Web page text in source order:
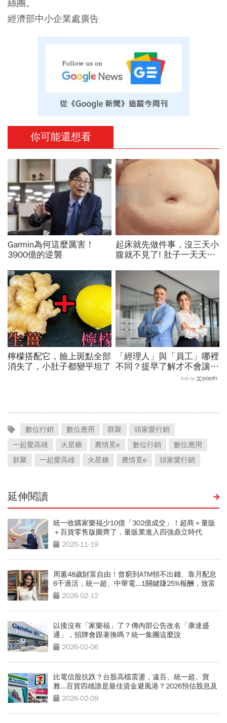
絲團。
經濟部中小企業處廣告
你可能還想看
Garmin為何這麼厲害！
3900億的逆襲
起床就先做件事，沒三天小
腹就不見了! 肚子一天天變
PR
檸檬搭配它，臉上斑點全部
消失了，小肚子都變平坦了
PR
「經理人」與「員工」哪裡
不同？提早了解才不會讓公
Ads by
數位行銷 數位應用 群聚
頭家愛行銷
一起愛高雄
火星糖 農情覓e 數位行銷
數位應用
群聚
一起愛高雄 火星糖 農情覓e 頭家愛行銷
延伸閱讀
統一收購家樂福少10億「302億成交」！超商＋量販
＋百貨零售版圖齊了，量販業進入四強鼎立時代
2025-11-19
周蕙48歲財富自由！曾窮到ATM領不出錢、靠月配息
6千過活，統一超、中華電...1關鍵賺25%報酬，致富
心法曝光
2026-02-12
以後沒有「家樂福」了？傳內部公告改名「康達盛
通」，招牌會跟著換嗎？統一集團這麼說
2026-02-06
比電信股抗跌？台股高檔震盪，遠百、統一超、寶
雅...百貨四雄誰是最佳資金避風港？2026預估股息及
殖利率曝光
2026-02-09